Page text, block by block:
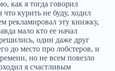
как я тогда говорил
что курить не буду, ходил
рекламировал эту книжку,
мало кто ее начал
один даже друг
до место про лобстеров, и
но не всем повезло
я счастливым